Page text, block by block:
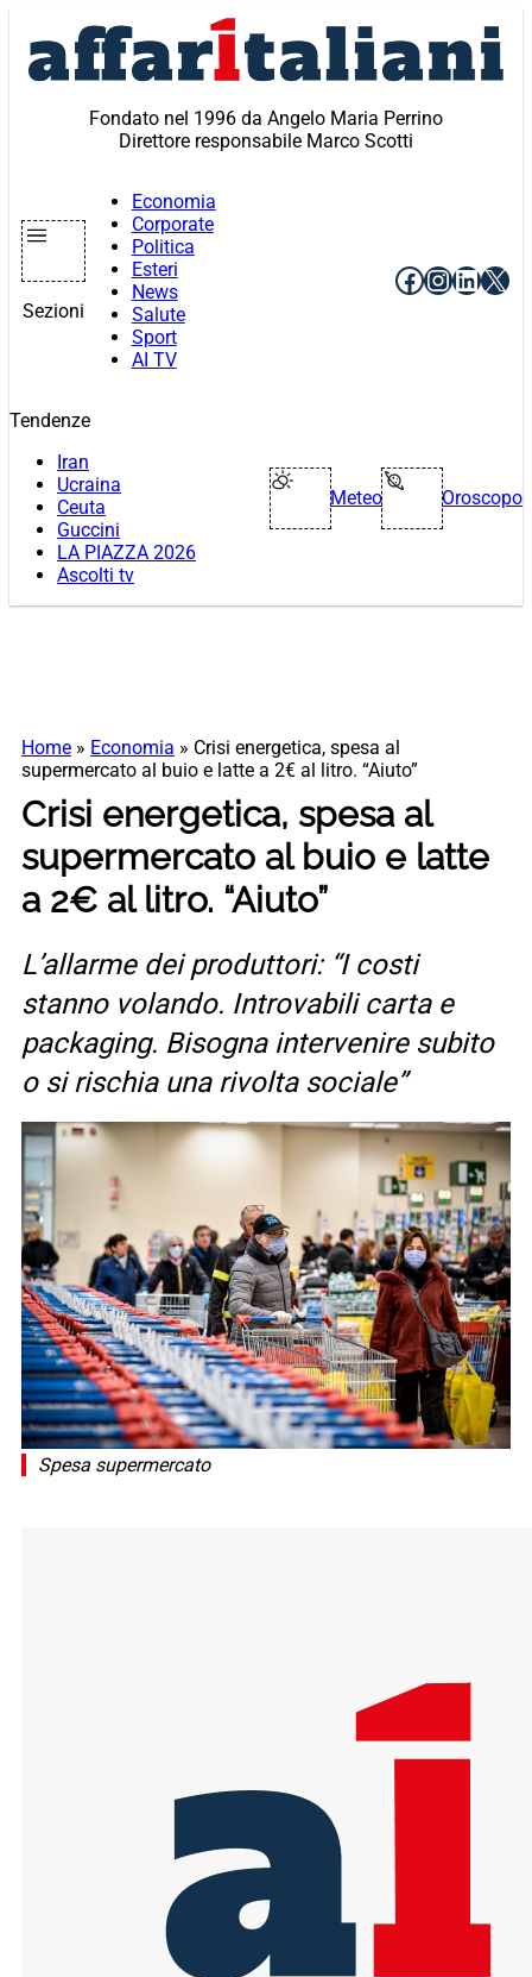
contenuto
Fondato nel 1996 da Angelo Maria Perrino
Direttore responsabile Marco Scotti
Sezioni
Economia
Corporate
Politica
Esteri
News
Salute
Sport
AI TV
Facebook
X
Tendenze
Iran
Ucraina
Ceuta
Guccini
LA PIAZZA 2026
Ascolti tv
Meteo Oroscopo
Home » Economia » Crisi energetica, spesa al
supermercato al buio e latte a 2€ al litro. “Aiuto”
Crisi energetica, spesa al
supermercato al buio e latte
a 2€ al litro. “Aiuto”
L’allarme dei produttori: “I costi
stanno volando. Introvabili carta e
packaging. Bisogna intervenire subito
o si rischia una rivolta sociale”
Spesa supermercato